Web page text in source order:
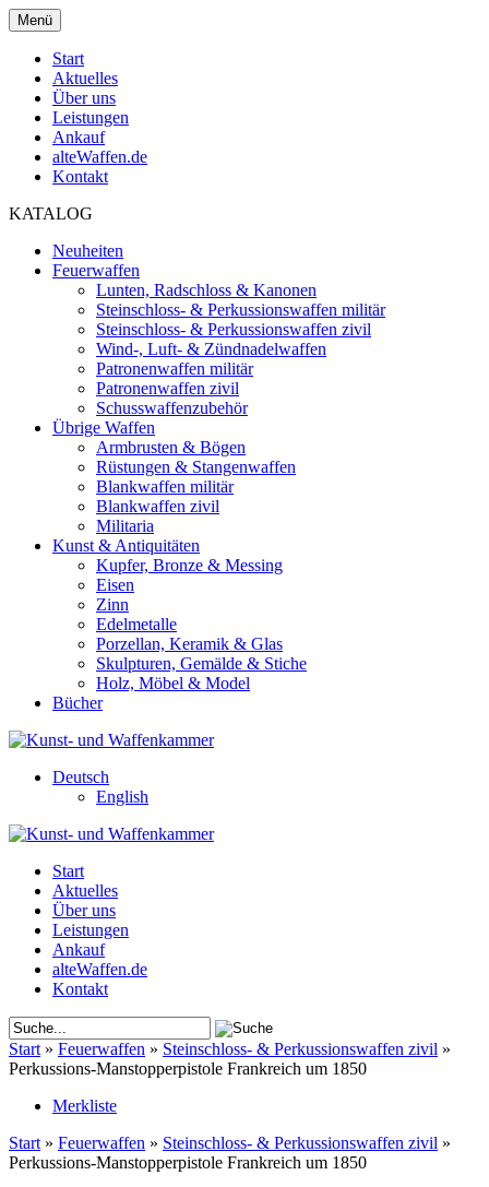
Menü
Start
Aktuelles
Über uns
Leistungen
Ankauf
alteWaffen.de
Kontakt
KATALOG
Neuheiten
Feuerwaffen
Lunten, Radschloss & Kanonen
Steinschloss- & Perkussionswaffen militär
Steinschloss- & Perkussionswaffen zivil
Wind-, Luft- & Zündnadelwaffen
Patronenwaffen militär
Patronenwaffen zivil
Schusswaffenzubehör
Übrige Waffen
Armbrusten & Bögen
Rüstungen & Stangenwaffen
Blankwaffen militär
Blankwaffen zivil
Militaria
Kunst & Antiquitäten
Kupfer, Bronze & Messing
Eisen
Zinn
Edelmetalle
Porzellan, Keramik & Glas
Skulpturen, Gemälde & Stiche
Holz, Möbel & Model
Bücher
Deutsch
English
Start
Aktuelles
Über uns
Leistungen
Ankauf
alteWaffen.de
Kontakt
Start » Feuerwaffen » Steinschloss- & Perkussionswaffen zivil »
Perkussions-Manstopperpistole Frankreich um 1850
Merkliste
Start » Feuerwaffen » Steinschloss- & Perkussionswaffen zivil »
Perkussions-Manstopperpistole Frankreich um 1850